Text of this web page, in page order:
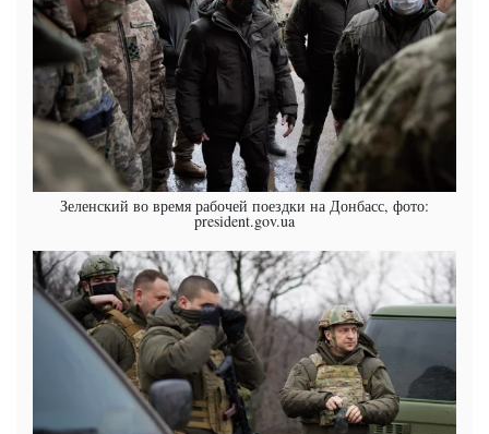
Зеленский во время рабочей поездки на Донбасс, фото:
president.gov.ua